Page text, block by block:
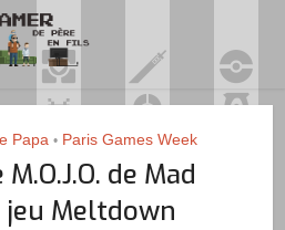
Papa • Paris Games Week
de Mad
jeu Meltdown